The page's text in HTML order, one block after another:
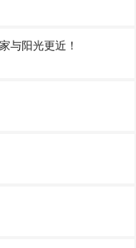
与阳光更近！